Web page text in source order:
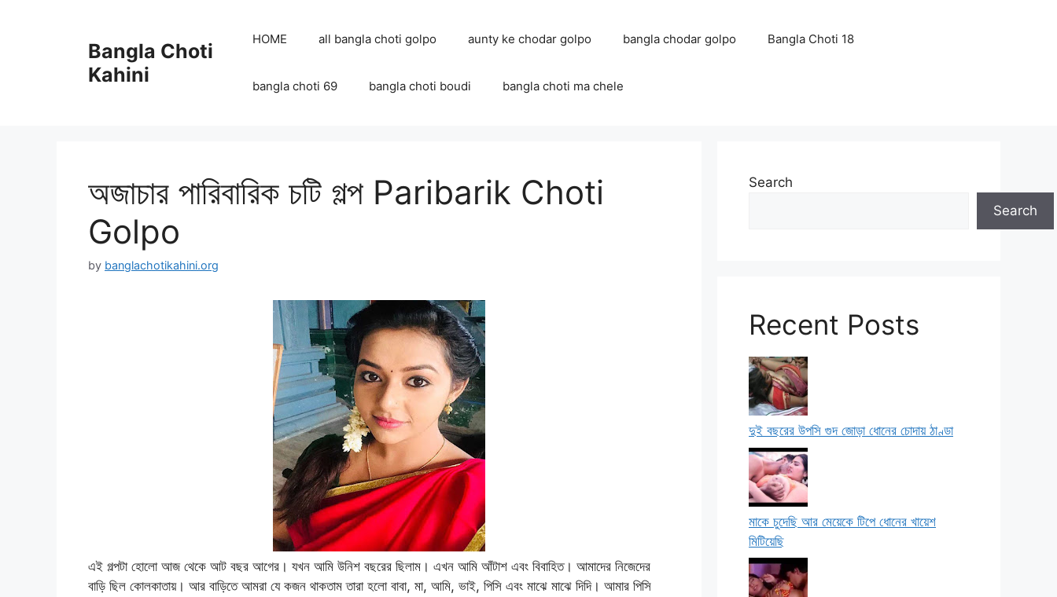
Bangla Choti
Kahini
HOME all bangla choti golpo aunty ke chodar golpo bangla chodar golpo Bangla Choti 18
bangla choti 69 bangla choti boudi bangla choti ma chele
অজাচার পারিবারিক চটি গল্প Paribarik Choti
Golpo
by banglachotikahini.org
এই গল্পটা হোলো আজ থেকে আট বছর আগের। যখন আমি উনিশ বছরের ছিলাম। এখন আমি আঁটাশ এবং বিবাহিত। আমাদের নিজেদের
বাড়ি ছিল কোলকাতায়। আর বাড়িতে আমরা যে কজন থাকতাম তারা হলো বাবা, মা, আমি, ভাই, পিসি এবং মাঝে মাঝে দিদি। আমার পিসি
Search
Search
Recent Posts
দুই বছরের উপসি গুদ জোড়া ধোনের চোদায় ঠাণ্ডা
মাকে চুদেছি আর মেয়েকে টিপে ধোনের খায়েশ
মিটিয়েছি